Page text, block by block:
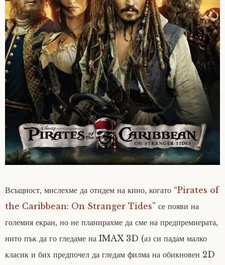
Всъщност, мислехме да отидем на кино, когато “Pirates of
the Caribbean: On Stranger Tides” се появи на
големия екран, но не планирахме да сме на предпремиерата,
нито пък да го гледаме на IMAX 3D (аз си падам малко
класик и бих предпочел да гледам филма на обикновен 2D